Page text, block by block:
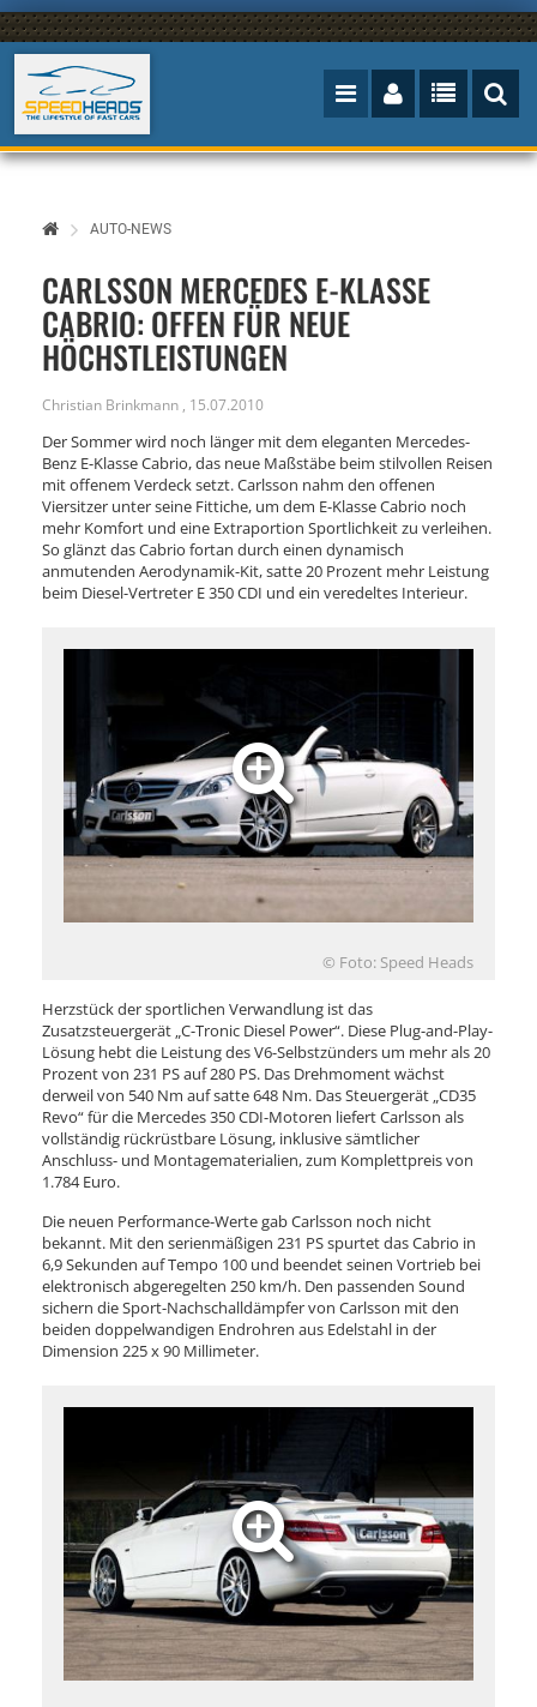
AUTO-NEWS
CARLSSON MERCEDES E-KLASSE
CABRIO: OFFEN FÜR NEUE
HÖCHSTLEISTUNGEN
Christian Brinkmann , 15.07.2010
Der Sommer wird noch länger mit dem eleganten Mercedes-
Benz E-Klasse Cabrio, das neue Maßstäbe beim stilvollen Reisen
mit offenem Verdeck setzt. Carlsson nahm den offenen
Viersitzer unter seine Fittiche, um dem E-Klasse Cabrio noch
mehr Komfort und eine Extraportion Sportlichkeit zu verleihen.
So glänzt das Cabrio fortan durch einen dynamisch
anmutenden Aerodynamik-Kit, satte 20 Prozent mehr Leistung
beim Diesel-Vertreter E 350 CDI und ein veredeltes Interieur.
© Foto: Speed Heads
Herzstück der sportlichen Verwandlung ist das
Zusatzsteuergerät „C-Tronic Diesel Power“. Diese Plug-and-Play-
Lösung hebt die Leistung des V6-Selbstzünders um mehr als 20
Prozent von 231 PS auf 280 PS. Das Drehmoment wächst
derweil von 540 Nm auf satte 648 Nm. Das Steuergerät „CD35
Revo“ für die Mercedes 350 CDI-Motoren liefert Carlsson als
vollständig rückrüstbare Lösung, inklusive sämtlicher
Anschluss- und Montagematerialien, zum Komplettpreis von
1.784 Euro.
Die neuen Performance-Werte gab Carlsson noch nicht
bekannt. Mit den serienmäßigen 231 PS spurtet das Cabrio in
6,9 Sekunden auf Tempo 100 und beendet seinen Vortrieb bei
elektronisch abgeregelten 250 km/h. Den passenden Sound
sichern die Sport-Nachschalldämpfer von Carlsson mit den
beiden doppelwandigen Endrohren aus Edelstahl in der
Dimension 225 x 90 Millimeter.